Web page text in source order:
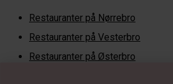
Restauranter på Nørrebro
Restauranter på Vesterbro
Restauranter på Østerbro